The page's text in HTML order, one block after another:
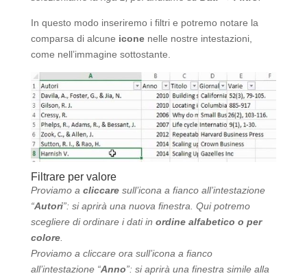
In questo modo inseriremo i filtri e potremo notare la
comparsa di alcune icone nelle nostre intestazioni,
come nell’immagine sottostante.
Filtrare per valore
Proviamo a cliccaresull’icona a fianco all’intestazione
“Autori”: si aprirà una nuova finestra. Qui potremo
scegliere di ordinare i dati in ordine alfabetico o per
colore.
Proviamo a cliccare ora sull’icona a fianco
all’intestazione “Anno”: si aprirà una finestra simile alla